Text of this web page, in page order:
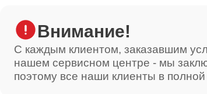
Ремонт шнура питания
Внимание!
С каждым клиентом, заказавшим
нашем сервисном центре - мы
поэтому все наши клиенты в полной